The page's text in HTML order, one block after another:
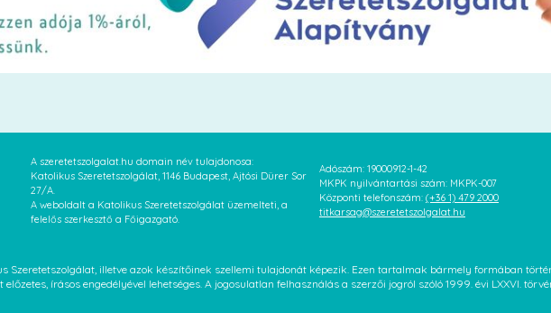
A szeretetszolgalat.hu domain név tulajdonosa:
Katolikus Szeretetszolgálat, 1146 Budapest, Ajtósi Dürer Sor
27/A.
A weboldalt a Katolikus Szeretetszolgálat üzemelteti, a
felelős szerkesztő a Főigazgató.
Adószám: 19000912-1-42
MKPK nyilvántartási szám: MKPK-007
Központi telefonszám: (+36 1) 479 2000
titkarsag@szeretetszolgalat.hu
Szeretetszolgálat, illetve azok készítőinek szellemi tulajdonát képezik. Ezen tartalmak bármely formában
írásos engedélyével lehetséges. A jogosulatlan felhasználás a szerzői jogról szóló 1999. évi LXXVI.